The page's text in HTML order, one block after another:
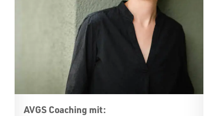
AVGS Coaching mit: